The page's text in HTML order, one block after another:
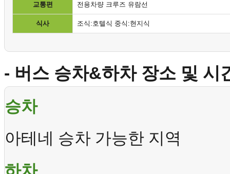
교통편 전용차량 크루즈 유람선
식사 조식:호텔식 중식:현지식
- 버스 승차&하차 장소 및 시
승차
아테네 승차 가능한 지역